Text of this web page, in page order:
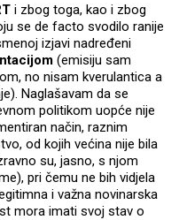
i zbog toga, kao i zbog
se de facto svodilo ranije
izjavi nadređeni
(emisiju sam
no nisam kverulantica a
Naglašavam da se
politikom uopće nije
način, raznim
od kojih većina nije bila
su, jasno, s njom
pri čemu ne bih vidjela
i važna novinarska
mora imati svoj stav o